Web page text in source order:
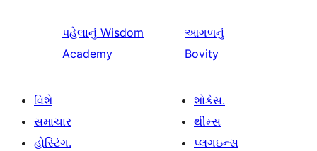
પહેલાનું Wisdom
Academy
આગળનું
Bovity
વિશે
સમાચાર
હોસ્ટિંગ.
શોકેસ.
થીમ્સ
પ્લગઇન્સ